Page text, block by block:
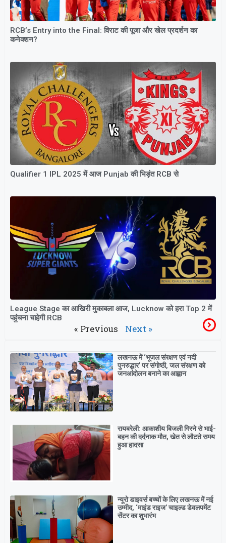
RCB’s Entry into the Final: विराट की पूजा और खेल प्रदर्शन का
कनेक्शन?
Qualifier 1 IPL 2025 में आज Punjab की भिड़ंत RCB से
League Stage का आखिरी मुकाबला आज, Lucknow को हरा Top 2 में
पहुंचना चाहेगी RCB
« Previous Next »
Breaking
लखनऊ में ‘भूजल संरक्षण एवं नदी
पुनरुद्धार’ पर संगोष्ठी, जल संरक्षण को
जनआंदोलन बनाने का आह्वान
रायबरेली: आकाशीय बिजली गिरने से भाई-
बहन की दर्दनाक मौत, खेत से लौटते समय
हुआ हादसा
न्यूरो डाइवर्स बच्चों के लिए लखनऊ में नई
उम्मीद, ‘माइंड राइज’ चाइल्ड डेवलपमेंट
सेंटर का शुभारंभ